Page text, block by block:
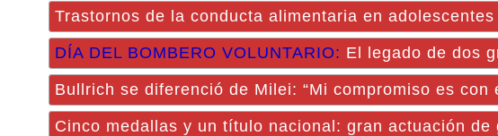
Trastornos de la conducta alimentaria en adolescentes
DÍA DEL BOMBERO VOLUNTARIO: El legado de dos
Bullrich se diferenció de Milei: “Mi compromiso es
Cinco medallas y un título nacional: gran actuación